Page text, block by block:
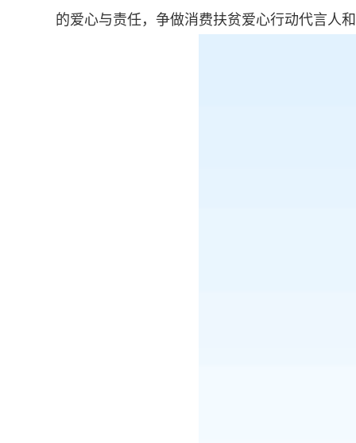
的爱心与责任，争做消费扶贫爱心行动代言人